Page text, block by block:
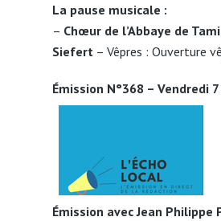
La pause musicale :
– Chœur de l’Abbaye de
Siefert – Vêpres : Ouverture
Émission N°368 – Vendredi
Émission avec Jean Philippe